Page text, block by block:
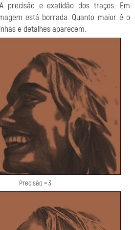
A precisão e exatidão dos traços. Em
está borrada. Quanto maior é o
e detalhes aparecem.
Precisão = 3